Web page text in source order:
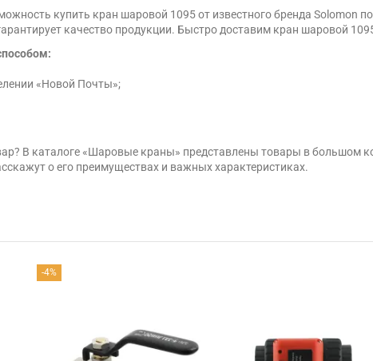
купить кран шаровой 1095 от известного бренда
качество продукции. Быстро доставим кран шаровой
«Новой Почты»;
В каталоге «Шаровые краны» представлены товары в большом
о его преимуществах и важных характеристиках.
-4%